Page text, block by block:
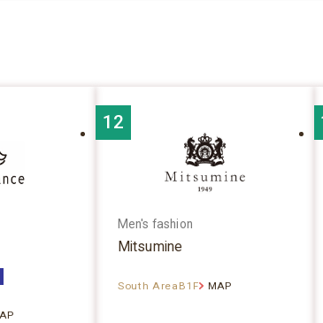
12
Men's fashion
Mitsumine
South AreaB1F MAP